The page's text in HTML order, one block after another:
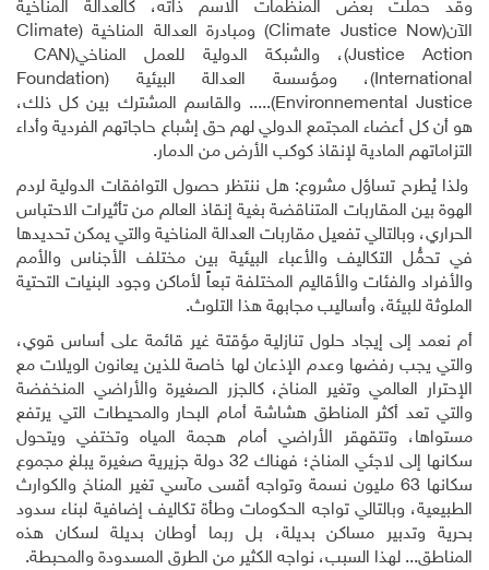
وقد حملت بعض المنظمات الاسم ذاته، كالعدالة المناخية
الآن(Climate Justice Now) ومبادرة العدالة المناخية (Climate
Justice Action)، والشبكة الدولية للعمل المناخي(CAN
International)، ومؤسسة العدالة البيئية (Foundation
Environnemental Justice)..... والقاسم المشترك بين كل ذلك،
هو أن كل أعضاء المجتمع الدولي لهم حق إشباع حاجاتهم الفردية وأداء
التزاماتهم المادية لإنقاذ كوكب الأرض من الدمار.
ولذا يُطرح تساؤل مشروع: هل ننتظر حصول التوافقات الدولية لردم
الهوة بين المقاربات المتناقضة بغية إنقاذ العالم من تأثيرات الاحتباس
الحراري، وبالتالي تفعيل مقاربات العدالة المناخية والتي يمكن تحديدها
في تحمُّل التكاليف والأعباء البيئية بين مختلف الأجناس والأمم
والأفراد والفئات والأقاليم المختلفة تبعاً لأماكن وجود البنيات التحتية
الملوثة للبيئة، وأساليب مجابهة هذا التلوث.
أم نعمد إلى إيجاد حلول تنازلية مؤقتة غير قائمة على أساس قوي،
والتي يجب رفضها وعدم الإذعان لها خاصة للذين يعانون الويلات مع
الإحترار العالمي وتغير المناخ، كالجزر الصغيرة والأراضي المنخفضة
والتي تعد أكثر المناطق هشاشة أمام البحار والمحيطات التي يرتفع
مستواها، وتتقهقر الأراضي أمام هجمة المياه وتختفي ويتحول
سكانها إلى لاجئي المناخ؛ فهناك 32 دولة جزيرية صغيرة يبلغ مجموع
سكانها 63 مليون نسمة وتواجه أقسى مآسي تغير المناخ والكوارث
الطبيعية، وبالتالي تواجه الحكومات وطأة تكاليف إضافية لبناء سدود
بحرية وتدبير مساكن بديلة، بل ربما أوطان بديلة لسكان هذه
المناطق... لهذا السبب، نواجه الكثير من الطرق المسدودة والمحبطة.